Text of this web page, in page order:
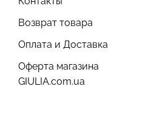
Возврат товара
Оплата и Доставка
Оферта магазина
GIULIA.com.ua